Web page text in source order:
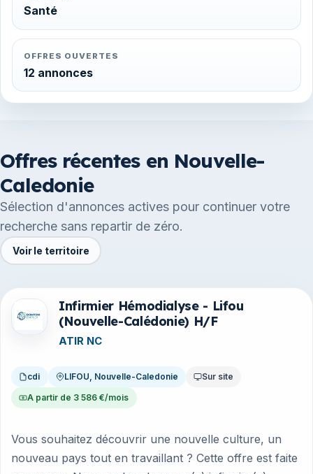
Santé
OFFRES OUVERTES
12 annonces
Offres récentes en Nouvelle-
Caledonie
Sélection d'annonces actives pour continuer votre
recherche sans repartir de zéro.
Voir le territoire
Infirmier Hémodialyse - Lifou
(Nouvelle-Calédonie) H/F
ATIR NC
cdi LIFOU, Nouvelle-Caledonie Sur site
A partir de 3 586 €/mois
Vous souhaitez découvrir une nouvelle culture, un
nouveau pays tout en travaillant ? Cette offre est faite
Offres en Nouvelle-Caledonie